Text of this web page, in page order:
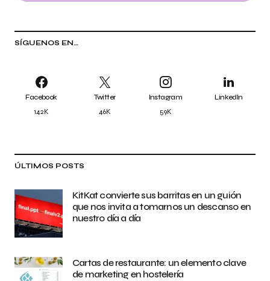
SÍGUENOS EN…
Facebook
142K
Twitter
46K
Instagram
59K
LinkedIn
ÚLTIMOS POSTS
KitKat convierte sus barritas en un guión
que nos invita a tomarnos un descanso en
nuestro día a día
Cartas de restaurante: un elemento clave
de marketing en hostelería